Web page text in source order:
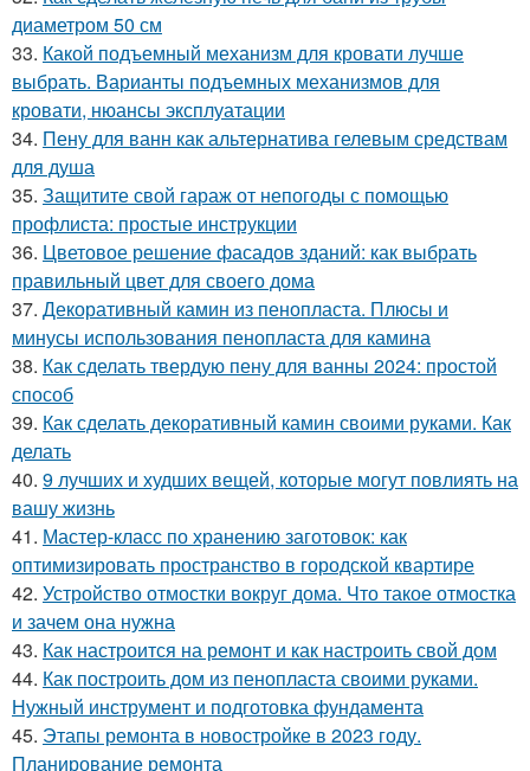
диаметром 50 см
33. Какой подъемный механизм для кровати лучше
выбрать. Варианты подъемных механизмов для
кровати, нюансы эксплуатации
34. Пену для ванн как альтернатива гелевым средствам
для душа
35. Защитите свой гараж от непогоды с помощью
профлиста: простые инструкции
36. Цветовое решение фасадов зданий: как выбрать
правильный цвет для своего дома
37. Декоративный камин из пенопласта. Плюсы и
минусы использования пенопласта для камина
38. Как сделать твердую пену для ванны 2024: простой
способ
39. Как сделать декоративный камин своими руками. Как
делать
40. 9 лучших и худших вещей, которые могут повлиять на
вашу жизнь
41. Мастер-класс по хранению заготовок: как
оптимизировать пространство в городской квартире
42. Устройство отмостки вокруг дома. Что такое отмостка
и зачем она нужна
43. Как настроится на ремонт и как настроить свой дом
44. Как построить дом из пенопласта своими руками.
Нужный инструмент и подготовка фундамента
45. Этапы ремонта в новостройке в 2023 году.
Планирование ремонта